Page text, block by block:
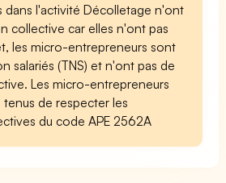
dans l'activité Décolletage n'ont
collective car elles n'ont pas
les micro-entrepreneurs sont
salariés (TNS) et n'ont pas de
Les micro-entrepreneurs
de respecter les
du code APE 2562A